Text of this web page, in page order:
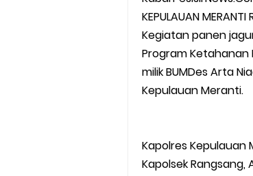
KEPULAUAN
Kegiatan panen
Program Ketahanan
milik BUMDes Arta
Kepulauan Meranti.
Kapolres Kepulauan
Kapolsek Rangsang,